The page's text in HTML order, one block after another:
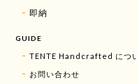
即納
GUIDE
TENTE Handcrafted につ
お問い合わせ